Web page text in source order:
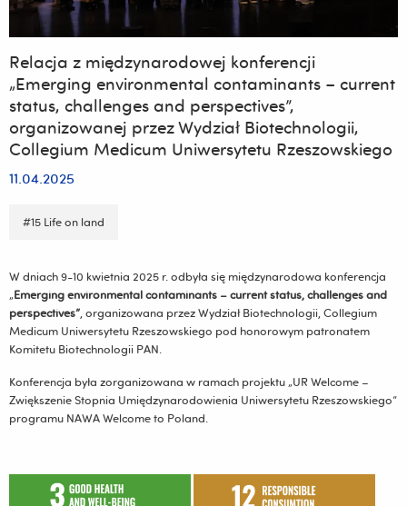
Relacja z międzynarodowej konferencji
„Emerging environmental contaminants – current
status, challenges and perspectives”,
organizowanej przez Wydział Biotechnologii,
Collegium Medicum Uniwersytetu Rzeszowskiego
11.04.2025
#15 Life on land
W dniach 9-10 kwietnia 2025 r. odbyła się międzynarodowa konferencja
„Emerging environmental contaminants – current status, challenges and
perspectives”, organizowana przez Wydział Biotechnologii, Collegium
Medicum Uniwersytetu Rzeszowskiego pod honorowym patronatem
Komitetu Biotechnologii PAN.
Konferencja była zorganizowana w ramach projektu „UR Welcome –
Zwiększenie Stopnia Umiędzynarodowienia Uniwersytetu Rzeszowskiego”
programu NAWA Welcome to Poland.